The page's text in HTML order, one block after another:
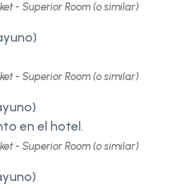
- Superior Room (o similar)
- Superior Room (o similar)
en el hotel.
- Superior Room (o similar)